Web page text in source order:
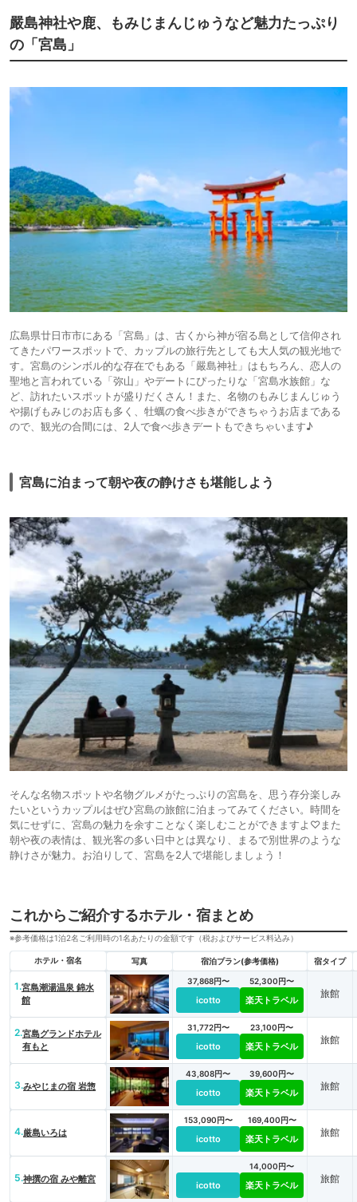
嚴島神社や鹿、もみじまんじゅうなど魅力たっぷり
の「宮島」
広島県廿日市市にある「宮島」は、古くから神が宿る島として信仰され
てきたパワースポットで、カップルの旅行先としても大人気の観光地で
す。宮島のシンボル的な存在でもある「嚴島神社」はもちろん、恋人の
聖地と言われている「弥山」やデートにぴったりな「宮島水族館」な
ど、訪れたいスポットが盛りだくさん！また、名物のもみじまんじゅう
や揚げもみじのお店も多く、牡蠣の食べ歩きができちゃうお店まである
ので、観光の合間には、2人で食べ歩きデートもできちゃいます♪
宮島に泊まって朝や夜の静けさも堪能しよう
そんな名物スポットや名物グルメがたっぷりの宮島を、思う存分楽しみ
たいというカップルはぜひ宮島の旅館に泊まってみてください。時間を
気にせずに、宮島の魅力を余すことなく楽しむことができますよ♡また
朝や夜の表情は、観光客の多い日中とは異なり、まるで別世界のような
静けさが魅力。お泊りして、宮島を2人で堪能しましょう！
これからご紹介するホテル・宿まとめ
※参考価格は1泊2名ご利用時の1名あたりの金額です（税およびサービス料込み）
ホテル・宿名 写真 宿泊プラン(参考価格) 宿タイプ
1.宮島潮湯温泉 錦水
館
37,868円〜
icotto
52,300円〜
楽天トラベル
旅館
2.宮島グランドホテル
有もと
31,772円〜
icotto
23,100円〜
楽天トラベル
旅館
3.みやじまの宿 岩惣
43,808円〜
icotto
39,600円〜
楽天トラベル
旅館
4.厳島いろは
153,090円〜
icotto
169,400円〜
楽天トラベル
旅館
5.神撰の宿 みや離宮
icotto
14,000円〜
楽天トラベル
旅館